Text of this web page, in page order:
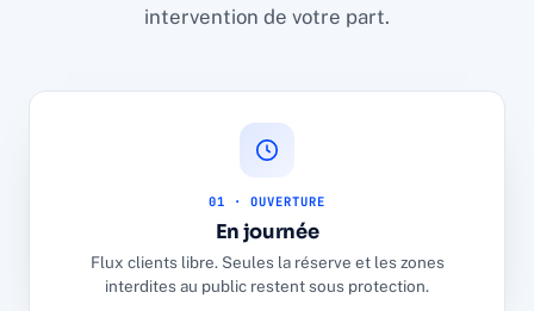
intervention de votre part.
01 · OUVERTURE
En journée
Flux clients libre. Seules la réserve et les zones
interdites au public restent sous protection.